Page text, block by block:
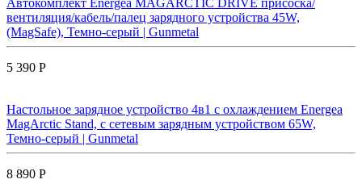
Автокомплект Energea MAGARCTIC DRIVE присоска/
вентиляция/кабель/палец зарядного устройства 45W,
(MagSafe), Темно-серый | Gunmetal
5 390 Р
Настольное зарядное устройство 4в1 с охлаждением Energea
MagArctic Stand, с сетевым зарядным устройством 65W,
Темно-серый | Gunmetal
8 890 Р